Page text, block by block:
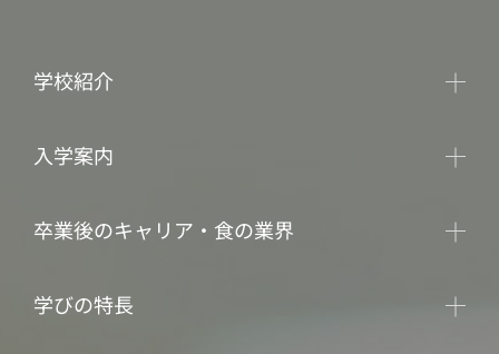
学校紹介
入学案内
卒業後のキャリア・食の業界
学びの特長